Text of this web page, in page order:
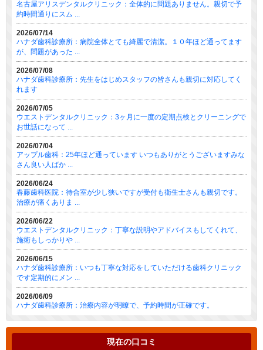
名古屋アリスデンタルクリニック：全体的に問題ありません。親切で予
約時間通りにスム ...
2026/07/14
ハナダ歯科診療所：病院全体とても綺麗で清潔。１０年ほど通ってます
が、問題があった ...
2026/07/08
ハナダ歯科診療所：先生をはじめスタッフの皆さんも親切に対応してく
れます
2026/07/05
ウエストデンタルクリニック：3ヶ月に一度の定期点検とクリーニングで
お世話になって ...
2026/07/04
アップル歯科：25年ほど通っています いつもありがとうございますみな
さん良い人ばか ...
2026/06/24
春藤歯科医院：待合室が少し狭いですが受付も衛生士さんも親切です。
治療が痛くありま ...
2026/06/22
ウエストデンタルクリニック：丁寧な説明やアドバイスもしてくれて、
施術もしっかりや ...
2026/06/15
ハナダ歯科診療所：いつも丁寧な対応をしていただける歯科クリニック
です定期的にメン ...
2026/06/09
ハナダ歯科診療所：治療内容が明瞭で、予約時間が正確です。
現在の口コミ